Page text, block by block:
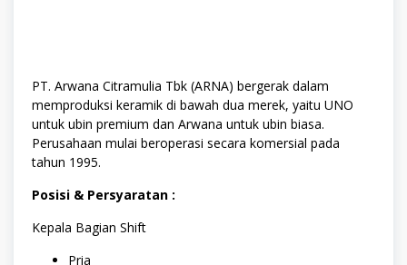
PT. Arwana Citramulia Tbk (ARNA) bergerak dalam
memproduksi keramik di bawah dua merek, yaitu UNO
untuk ubin premium dan Arwana untuk ubin biasa.
Perusahaan mulai beroperasi secara komersial pada
tahun 1995.
Posisi & Persyaratan :
Kepala Bagian Shift
Pria